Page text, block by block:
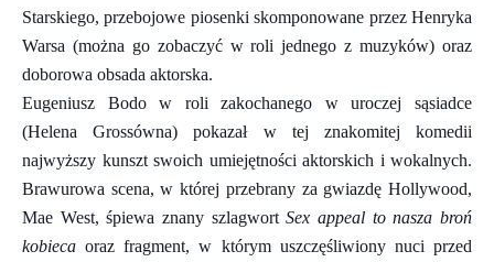
Starskiego, przebojowe piosenki skomponowane przez Henryka
Warsa (można go zobaczyć w roli jednego z muzyków) oraz
doborowa obsada aktorska.
Eugeniusz Bodo w roli zakochanego w uroczej sąsiadce
(Helena Grossówna) pokazał w tej znakomitej komedii
najwyższy kunszt swoich umiejętności aktorskich i wokalnych.
Brawurowa scena, w której przebrany za gwiazdę Hollywood,
Mae West, śpiewa znany szlagwortSex appeal to nasza broń
kobieca oraz fragment, w którym uszczęśliwiony nuci przed